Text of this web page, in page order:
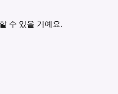
수 있을 거예요.